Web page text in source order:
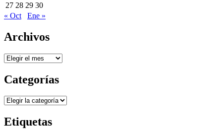
27 28 29 30
« Oct
Ene »
Archivos
Archivos
Categorías
Categorías
Etiquetas